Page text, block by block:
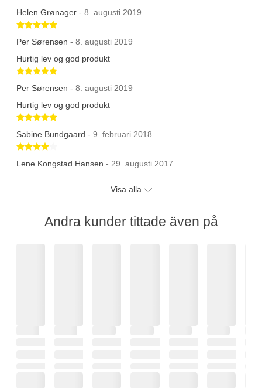
Helen Grønager - 8. augusti 2019
Betygsatt 5 av 5 stjärnor
Per Sørensen - 8. augusti 2019
Hurtig lev og god produkt
Betygsatt 5 av 5 stjärnor
Per Sørensen - 8. augusti 2019
Hurtig lev og god produkt
Betygsatt 5 av 5 stjärnor
Sabine Bundgaard - 9. februari 2018
Lene Kongstad Hansen - 29. augusti 2017
Visa alla
Andra kunder tittade även på